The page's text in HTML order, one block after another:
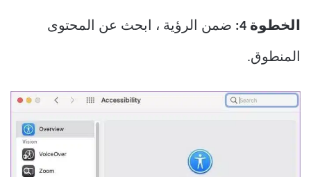
الخطوة 4: ضمن الرؤية ، ابحث عن المحتوى
المنطوق.